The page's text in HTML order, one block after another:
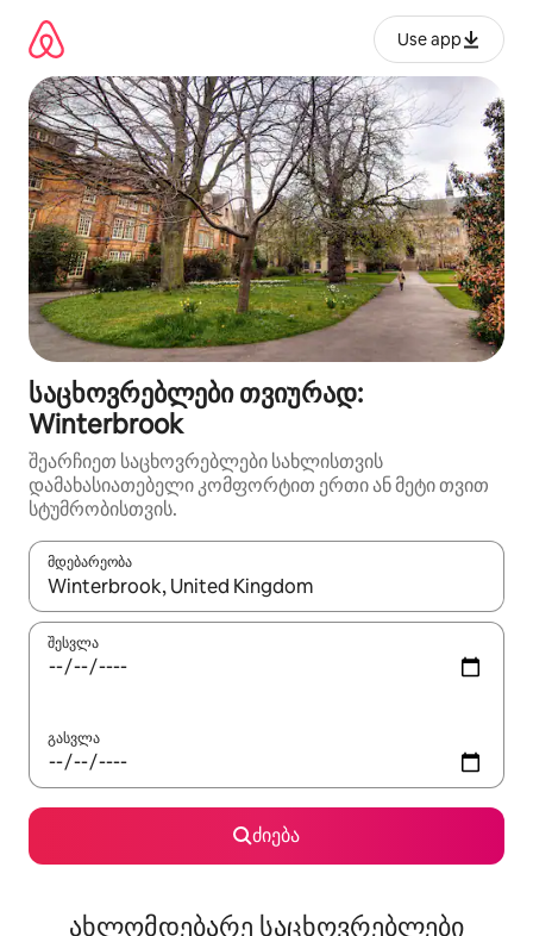
გადასვლა
Use app
საცხოვრებლები თვიურად:
Winterbrook
შეარჩიეთ საცხოვრებლები სახლისთვის
დამახასიათებელი კომფორტით ერთი ან მეტი თვით
სტუმრობისთვის.
მდებარეობა
როცა შედეგები ხელმისაწვდომი გახდება, ნავიგაციისთვის
შესვლა
გასვლა
ძიება
ახლომდებარე საცხოვრებლები